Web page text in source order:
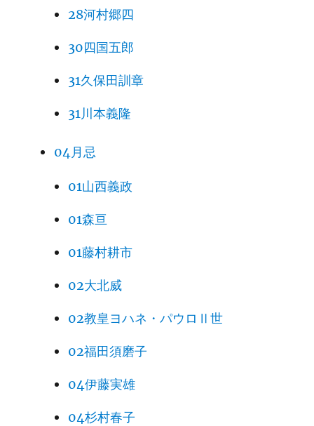
28河村郷四
30四国五郎
31久保田訓章
31川本義隆
04月忌
01山西義政
01森亘
01藤村耕市
02大北威
02教皇ヨハネ・パウロⅡ世
02福田須磨子
04伊藤実雄
04杉村春子